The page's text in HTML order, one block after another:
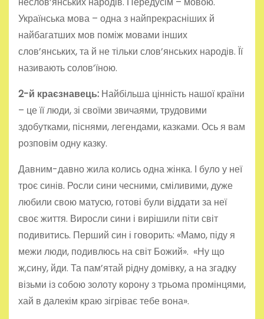
Українська мова – одна з найпрекрасніших й
найбагатших мов поміж мовами інших
слов’янських, та й не тільки слов’янських народів. Її
називають солов’їною.
2-й краєзнавець: Найбільша цінність нашої країни
– це її люди, зі своїми звичаями, трудовими
здобутками, піснями, легендами, казками. Ось я вам
розповім одну казку.
Давним-давно жила колись одна жінка. І було у неї
троє синів. Росли сини чесними, сміливими, дуже
любили свою матусю, готові були віддати за неї
своє життя. Виросли сини і вирішили піти світ
подивитись. Перший син і говорить: «Мамо, піду я
межи люди, подивлюсь на світ Божий». «Ну що
ж,сину, йди. Та пам’ятай рідну домівку, а на згадку
візьми із собою золоту корону з трьома промінцями,
хай в далекім краю зігріває тебе вона».